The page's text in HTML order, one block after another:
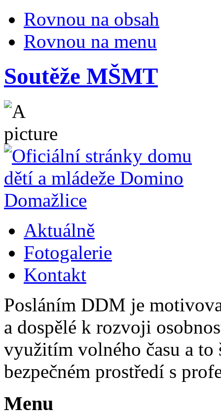
Rovnou na obsah
Rovnou na menu
Soutěže MŠMT
Aktuálně
Fotogalerie
Kontakt
Posláním DDM je
a dospělé k rozvoji
využitím volného času a
bezpečném prostředí s
Menu